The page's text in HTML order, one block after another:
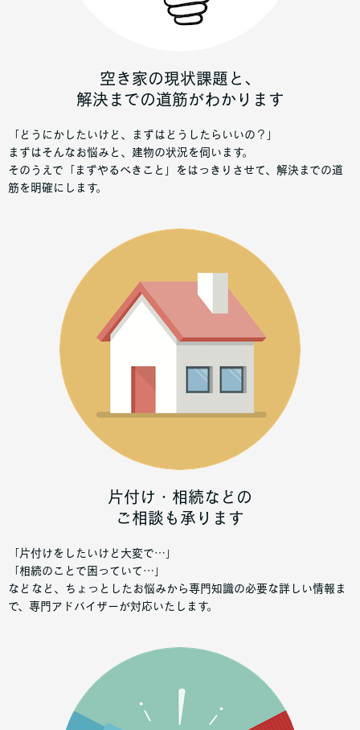
空き家の現状課題と、
解決までの道筋がわかります
「どうにかしたいけど、まずはどうしたらいいの？」
まずはそんなお悩みと、建物の状況を伺います。
そのうえで「まずやるべきこと」をはっきりさせて、解決までの道
筋を明確にします。
片付け・相続などの
ご相談も承ります
「片付けをしたいけど大変で…」
「相続のことで困っていて…」
などなど、ちょっとしたお悩みから専門知識の必要な詳しい情報ま
で、専門アドバイザーが対応いたします。